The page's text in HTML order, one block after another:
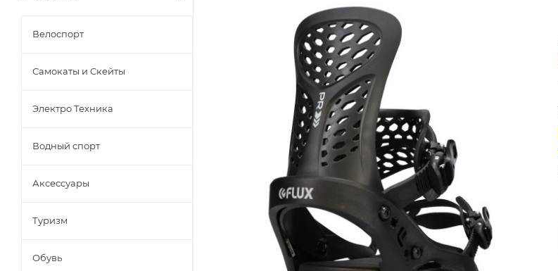
Велоспорт
Самокаты и Скейты
Электро Техника
Водный спорт
Аксессуары
Туризм
Обувь